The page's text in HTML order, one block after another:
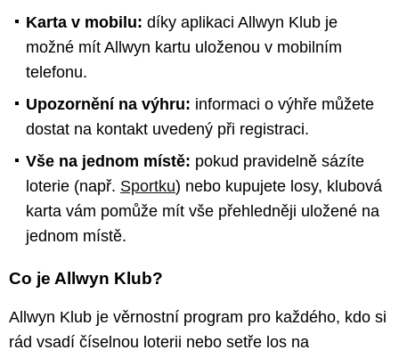
Karta v mobilu: díky aplikaci Allwyn Klub je
možné mít Allwyn kartu uloženou v mobilním
telefonu.
Upozornění na výhru: informaci o výhře můžete
dostat na kontakt uvedený při registraci.
Vše na jednom místě: pokud pravidelně sázíte
loterie (např. Sportku) nebo kupujete losy, klubová
karta vám pomůže mít vše přehledněji uložené na
jednom místě.
Co je Allwyn Klub?
Allwyn Klub je věrnostní program pro každého, kdo si
rád vsadí číselnou loterii nebo setře los na